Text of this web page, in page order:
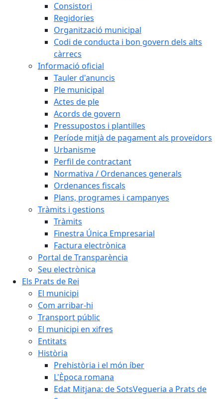
Consistori
Regidories
Organització municipal
Codi de conducta i bon govern dels alts
càrrecs
Informació oficial
Tauler d'anuncis
Ple municipal
Actes de ple
Acords de govern
Pressupostos i plantilles
Període mitjà de pagament als proveïdors
Urbanisme
Perfil de contractant
Normativa / Ordenances generals
Ordenances fiscals
Plans, programes i campanyes
Tràmits i gestions
Tràmits
Finestra Única Empresarial
Factura electrònica
Portal de Transparència
Seu electrònica
Els Prats de Rei
El municipi
Com arribar-hi
Transport públic
El municipi en xifres
Entitats
Història
Prehistòria i el món íber
L'Època romana
Edat Mitjana: de SotsVegueria a Prats de